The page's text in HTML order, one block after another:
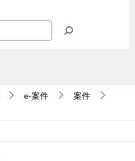
e-案件
案件